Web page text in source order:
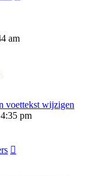
am
voettekst wijzigen
pm